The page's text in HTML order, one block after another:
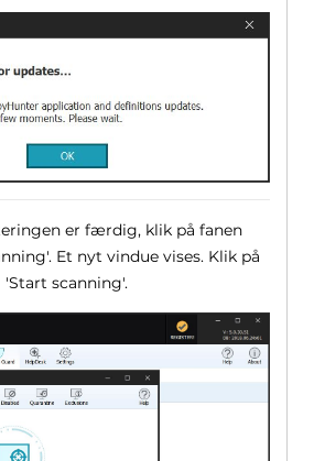
er færdig, klik på fanen
Et nyt vindue vises. Klik på
'Start scanning'.